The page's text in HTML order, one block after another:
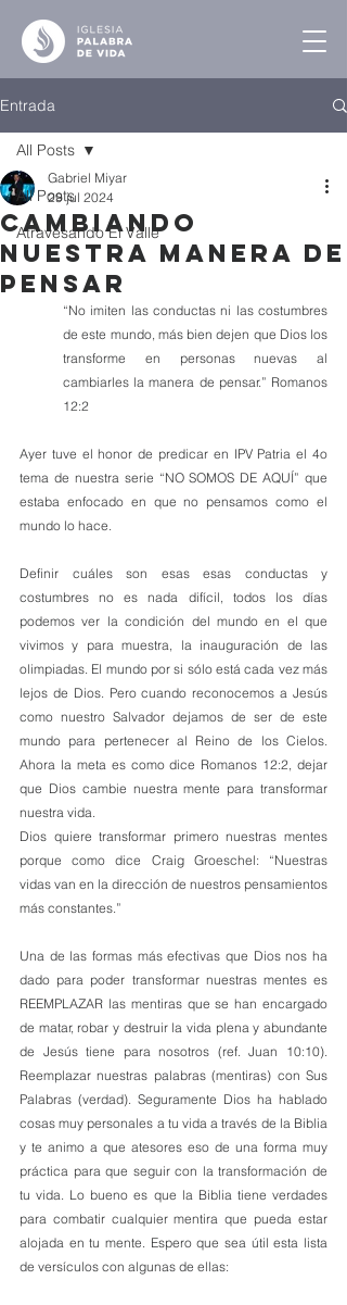
Entrada
All Posts
Atravesando El Valle
All Posts
Cambiando
Nuestra Manera de
Pensar
Gabriel Miyar
29 jul 2024
“No imiten las conductas ni las costumbres
de este mundo, más bien dejen que Dios los
transforme en personas nuevas al
cambiarles la manera de pensar.” Romanos
12:2
Ayer tuve el honor de predicar en IPV Patria el 4o
tema de nuestra serie “NO SOMOS DE AQUÍ” que
estaba enfocado en que no pensamos como el
mundo lo hace.
Definir cuáles son esas esas conductas y
costumbres no es nada difícil, todos los días
podemos ver la condición del mundo en el que
vivimos y para muestra, la inauguración de las
olimpiadas. El mundo por si sólo está cada vez más
lejos de Dios. Pero cuando reconocemos a Jesús
como nuestro Salvador dejamos de ser de este
mundo para pertenecer al Reino de los Cielos.
Ahora la meta es como dice Romanos 12:2, dejar
que Dios cambie nuestra mente para transformar
nuestra vida.
Dios quiere transformar primero nuestras mentes
porque como dice Craig Groeschel: “Nuestras
vidas van en la dirección de nuestros pensamientos
más constantes.”
Una de las formas más efectivas que Dios nos ha
dado para poder transformar nuestras mentes es
REEMPLAZAR las mentiras que se han encargado
de matar, robar y destruir la vida plena y abundante
de Jesús tiene para nosotros (ref. Juan 10:10).
Reemplazar nuestras palabras (mentiras) con Sus
Palabras (verdad). Seguramente Dios ha hablado
cosas muy personales a tu vida a través de la Biblia
y te animo a que atesores eso de una forma muy
práctica para que seguir con la transformación de
tu vida. Lo bueno es que la Biblia tiene verdades
para combatir cualquier mentira que pueda estar
alojada en tu mente. Espero que sea útil esta lista
de versículos con algunas de ellas: